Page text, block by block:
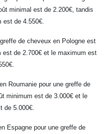
minimal est de 2.200€, tandis
est de 4.550€.
de cheveux en Pologne est
est de 2.700€ et le maximum est
Roumanie pour une greffe de
minimum est de 3.000€ et le
de 5.000€.
Espagne pour une greffe de